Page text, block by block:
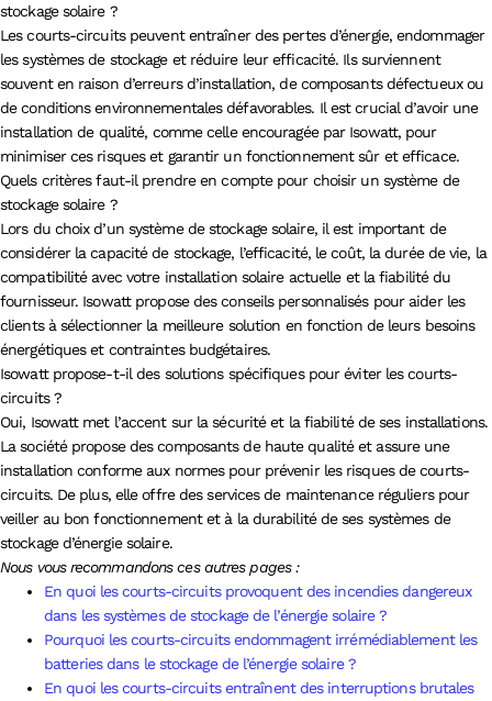
stockage solaire ?
Les courts-circuits peuvent entraîner des pertes d’énergie, endommager
les systèmes de stockage et réduire leur efficacité. Ils surviennent
souvent en raison d’erreurs d’installation, de composants défectueux ou
de conditions environnementales défavorables. Il est crucial d’avoir une
installation de qualité, comme celle encouragée par Isowatt, pour
minimiser ces risques et garantir un fonctionnement sûr et efficace.
Quels critères faut-il prendre en compte pour choisir un système de
stockage solaire ?
Lors du choix d’un système de stockage solaire, il est important de
considérer la capacité de stockage, l’efficacité, le coût, la durée de vie, la
compatibilité avec votre installation solaire actuelle et la fiabilité du
fournisseur. Isowatt propose des conseils personnalisés pour aider les
clients à sélectionner la meilleure solution en fonction de leurs besoins
énergétiques et contraintes budgétaires.
Isowatt propose-t-il des solutions spécifiques pour éviter les courts-
circuits ?
Oui, Isowatt met l’accent sur la sécurité et la fiabilité de ses installations.
La société propose des composants de haute qualité et assure une
installation conforme aux normes pour prévenir les risques de courts-
circuits. De plus, elle offre des services de maintenance réguliers pour
veiller au bon fonctionnement et à la durabilité de ses systèmes de
stockage d’énergie solaire.
Nous vous recommandons ces autres pages :
En quoi les courts-circuits provoquent des incendies dangereux
dans les systèmes de stockage de l’énergie solaire ?
Pourquoi les courts-circuits endommagent irrémédiablement les
batteries dans le stockage de l’énergie solaire ?
En quoi les courts-circuits entraînent des interruptions brutales